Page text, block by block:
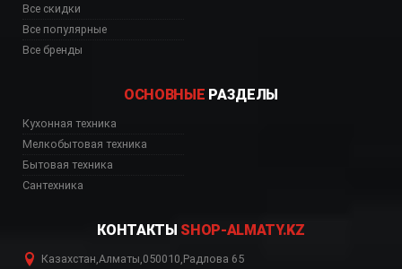
Все скидки
Все популярные
Все бренды
ОСНОВНЫЕ РАЗДЕЛЫ
Кухонная техника
Мелкобытовая техника
Бытовая техника
Сантехника
КОНТАКТЫ SHOP-ALMATY.KZ
Казахстан,Алматы,050010,Радлова 65